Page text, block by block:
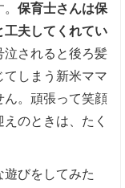
。保育士さんは保
工夫してくれてい
泣されると後ろ髪
てしまう新米ママ
ん。頑張って笑顔
のときは、たく
びをしてみた